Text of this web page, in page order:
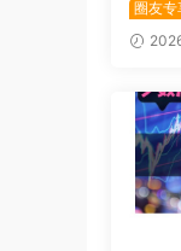
圈友专
栏】